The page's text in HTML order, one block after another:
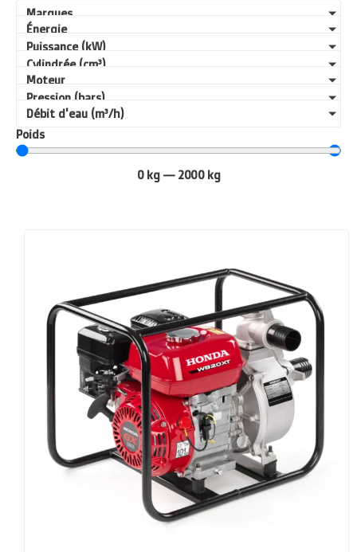
Marques
Énergie
Puissance (kW)
Cylindrée (cm³)
Moteur
Pression (bars)
Débit d'eau (m³/h)
Poids
0 kg— 2000 kg